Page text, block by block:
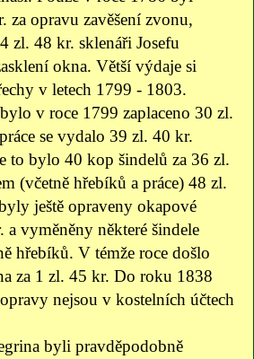
za opravu zavěšení zvonu,
zl. 48 kr. sklenáři Josefu
okna. Větší výdaje si
v letech 1799 - 1803.
v roce 1799 zaplaceno 30 zl.
se vydalo 39 zl. 40 kr.
to bylo 40 kop šindelů za 36 zl.
(včetně hřebíků a práce) 48 zl.
ještě opraveny okapové
a vyměněny některé šindele
hřebíků. V témže roce došlo
za 1 zl. 45 kr. Do roku 1838
nejsou v kostelních účtech
byli pravděpodobně